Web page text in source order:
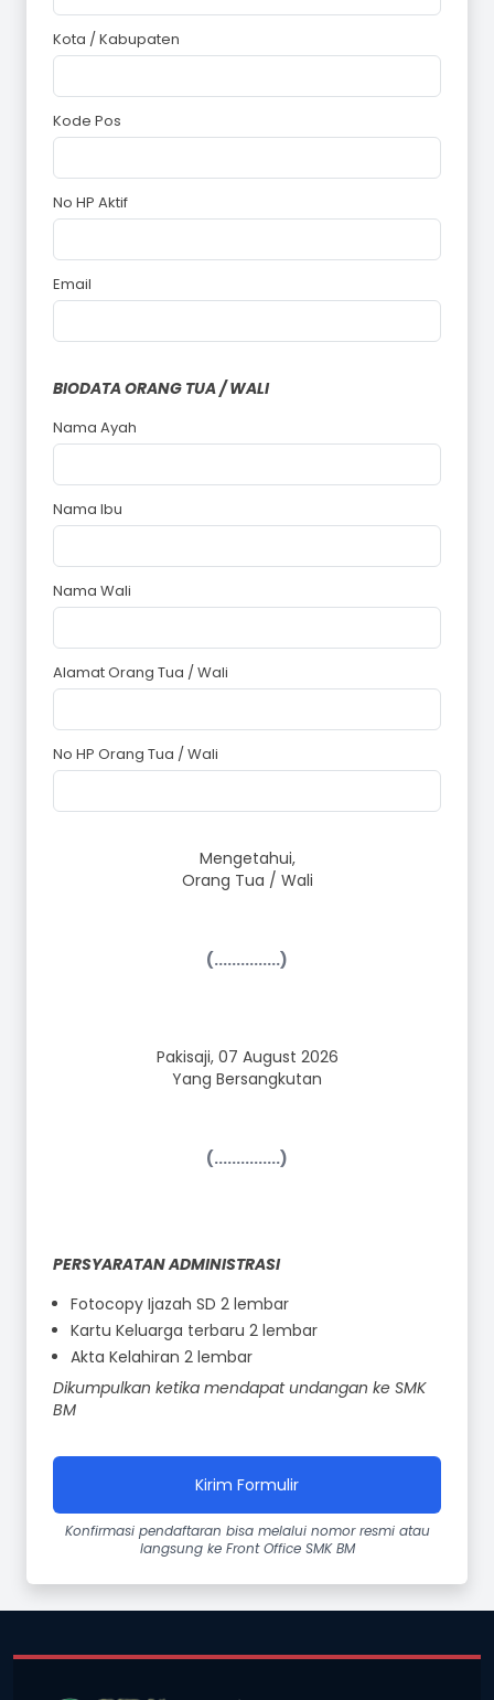
Kota / Kabupaten
Kode Pos
No HP Aktif
Email
BIODATA ORANG TUA / WALI
Nama Ayah
Nama Ibu
Nama Wali
Alamat Orang Tua / Wali
No HP Orang Tua / Wali
Mengetahui,
Orang Tua / Wali
(...............)
Pakisaji, 07 August 2026
Yang Bersangkutan
(...............)
PERSYARATAN ADMINISTRASI
Fotocopy Ijazah SD 2 lembar
Kartu Keluarga terbaru 2 lembar
Akta Kelahiran 2 lembar
Dikumpulkan ketika mendapat undangan ke SMK
BM
Kirim Formulir
Konfirmasi pendaftaran bisa melalui nomor resmi atau
langsung ke Front Office SMK BM